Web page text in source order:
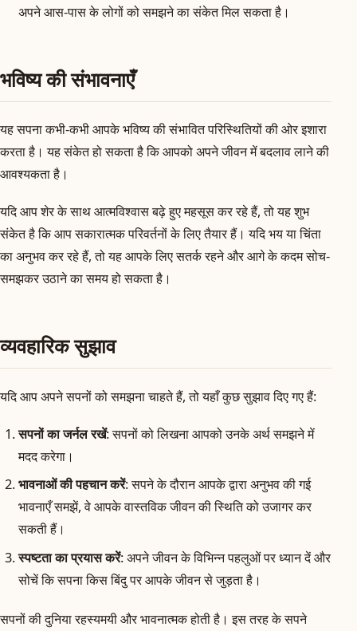
अपने आस-पास के लोगों को समझने का संकेत मिल सकता है।
भविष्य की संभावनाएँ
यह सपना कभी-कभी आपके भविष्य की संभावित परिस्थितियों की ओर इशारा
करता है। यह संकेत हो सकता है कि आपको अपने जीवन में बदलाव लाने की
आवश्यकता है।
यदि आप शेर के साथ आत्मविश्वास बढ़े हुए महसूस कर रहे हैं, तो यह शुभ
संकेत है कि आप सकारात्मक परिवर्तनों के लिए तैयार हैं। यदि भय या चिंता
का अनुभव कर रहे हैं, तो यह आपके लिए सतर्क रहने और आगे के कदम सोच-
समझकर उठाने का समय हो सकता है।
व्यवहारिक सुझाव
यदि आप अपने सपनों को समझना चाहते हैं, तो यहाँ कुछ सुझाव दिए गए हैं:
सपनों का जर्नल रखें: सपनों को लिखना आपको उनके अर्थ समझने में
मदद करेगा।
भावनाओं की पहचान करें: सपने के दौरान आपके द्वारा अनुभव की गई
भावनाएँ समझें, वे आपके वास्तविक जीवन की स्थिति को उजागर कर
सकती हैं।
स्पष्टता का प्रयास करें: अपने जीवन के विभिन्न पहलुओं पर ध्यान दें और
सोचें कि सपना किस बिंदु पर आपके जीवन से जुड़ता है।
सपनों की दुनिया रहस्यमयी और भावनात्मक होती है। इस तरह के सपने